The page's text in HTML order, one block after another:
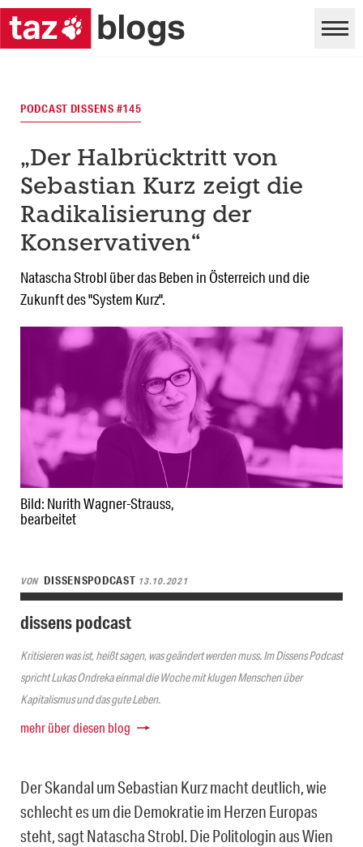
Bild: Nurith Wagner-Strauss,
bearbeitet
PODCAST DISSENS #145
„Der Halbrücktritt von
Sebastian Kurz zeigt die
Radikalisierung der
Konservativen“
Natascha Strobl über das Beben in Österreich und die
Zukunft des "System Kurz".
VON DISSENSPODCAST 13.10.2021
dissens podcast
Kritisieren was ist, heißt sagen, was geändert werden muss. Im Dissens Podcast
spricht Lukas Ondreka einmal die Woche mit klugen Menschen über
Kapitalismus und das gute Leben.
mehr über diesen blog
Der Skandal um Sebastian Kurz macht deutlich, wie
schlecht es um die Demokratie im Herzen Europas
steht, sagt Natascha Strobl. Die Politologin aus Wien